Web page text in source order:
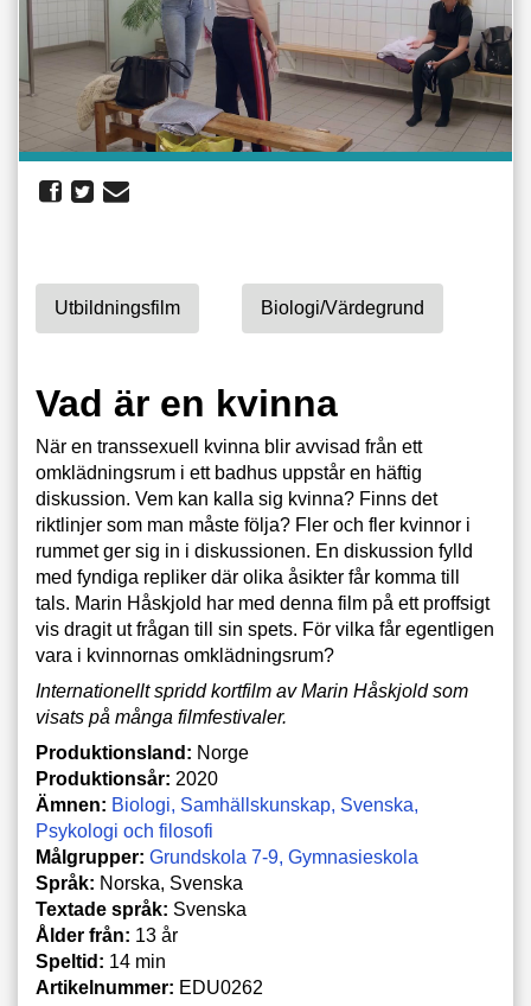
Utbildningsfilm Biologi/värdegrund
Vad är en kvinna
När en transsexuell kvinna blir avvisad från ett
omklädningsrum i ett badhus uppstår en häftig
diskussion. Vem kan kalla sig kvinna? Finns det
riktlinjer som man måste följa? Fler och fler kvinnor i
rummet ger sig in i diskussionen. En diskussion fylld
med fyndiga repliker där olika åsikter får komma till
tals. Marin Håskjold har med denna film på ett proffsigt
vis dragit ut frågan till sin spets. För vilka får egentligen
vara i kvinnornas omklädningsrum?
Internationellt spridd kortfilm av Marin Håskjold som
visats på många filmfestivaler.
Produktionsland: Norge
Produktionsår: 2020
Ämnen: Biologi Samhällskunskap Svenska
Psykologi och filosofi
Målgrupper: Grundskola 7-9 Gymnasieskola
Språk: Norska, Svenska
Textade språk: Svenska
Ålder från: 13 år
Speltid: 14 min
Artikelnummer: EDU0262